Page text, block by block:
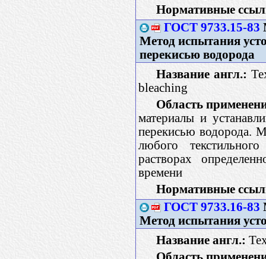
Нормативные
ГОСТ 9733.15-83
Метод испытания
перекисью водорода
Название англ.:
bleaching
Область
материалы и
перекисью водорода.
любого
растворах
времени
Нормативные
ГОСТ 9733.16-83
Метод испытания
Название англ.: